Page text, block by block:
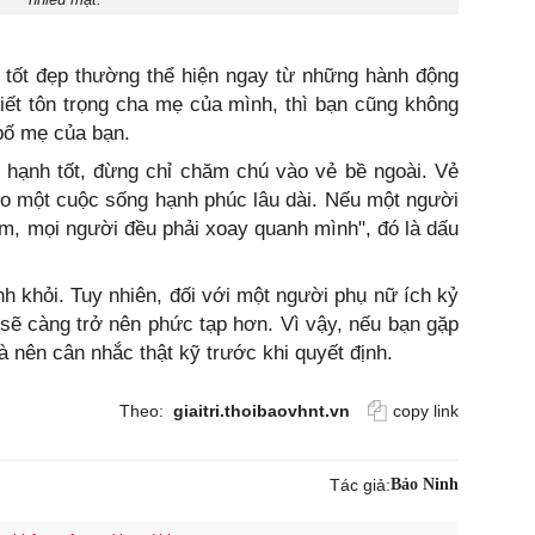
đẹp thường thể hiện ngay từ những hành động
tôn trọng cha mẹ của mình, thì bạn cũng không
mẹ của bạn.
tốt, đừng chỉ chăm chú vào vẻ bề ngoài. Vẻ
một cuộc sống hạnh phúc lâu dài. Nếu một người
mọi người đều phải xoay quanh mình", đó là dấu
khỏi. Tuy nhiên, đối với một người phụ nữ ích kỷ
càng trở nên phức tạp hơn. Vì vậy, nếu bạn gặp
nên cân nhắc thật kỹ trước khi quyết định.
Theo: giaitri.thoibaovhnt.vn copy link
Tác giả:Bảo Ninh